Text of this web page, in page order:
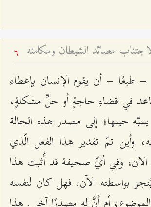
مصائد الشيطان ومكامنه 6
طبعًا – أن يقوم الإنسان بإعطاء
في قضاءِ حاجةٍ أو حلِّ مشكلةٍ،
حينها؛ إلى مصدر هذه الحالة
وأين تمّ تقدير هذا الفعل الّذي
الآن، وفي أيّ صحيفة قد أُثبت هذا
بواسطته الآن. فهل كان لنفسه
أم أنَّ له مصدرًا آخر . هذا